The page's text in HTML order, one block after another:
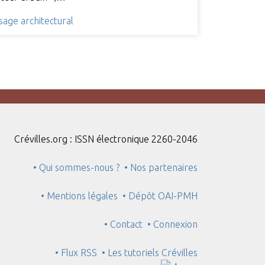
architectural
Crévilles.org : ISSN électronique 2260-2046
• Qui sommes-nous ? • Nos partenaires
• Mentions légales • Dépôt OAI-PMH
• Contact • Connexion
• Flux RSS • Les tutoriels Crévilles